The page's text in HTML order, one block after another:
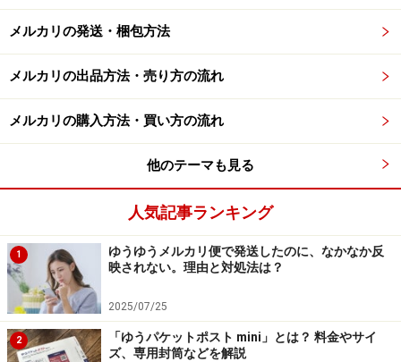
の割合が高くなってしまう商品になりかねません。
鑑」
コポスやゆうパケットで送るのが難しい商品です。例え
ば『広辞苑』などもともと販売価格が高いものならば、
メルカリに出品しても送料の割合がそれほど高くはなら
ないでしょう。しかし一般的な国語辞典や英語辞典は
1000円前後になることもあります。
筆者が出品しようとした国語辞典は800円前後での取引
でした。宅急便コンパクトでは450円、しかも70円の専
メルカリの発送・梱包方法
メルカリの出品方法・売り方の流れ
メルカリの購入方法・買い方の流れ
他のテーマも見る
人気記事ランキング
1
ゆうゆうメルカリ便で発送したのに、なかなか反
映されない。理由と対処法は？
2025/07/25
2
「ゆうパケットポスト mini」とは？ 料金やサイ
ズ、専用封筒などを解説